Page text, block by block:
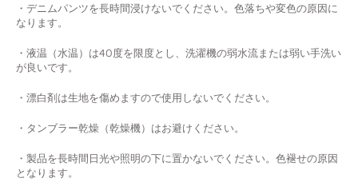
・デニムパンツを長時間浸けないでください。色落ちや変色の原因に
なります。
・液温（水温）は40度を限度とし、洗濯機の弱水流または弱い手洗い
が良いです。
・漂白剤は生地を傷めますので使用しないでください。
・タンブラー乾燥（乾燥機）はお避けください。
・製品を長時間日光や照明の下に置かないでください。色褪せの原因
となります。